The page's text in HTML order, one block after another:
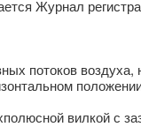
Журнал
потоков воздуха,
вилкой с